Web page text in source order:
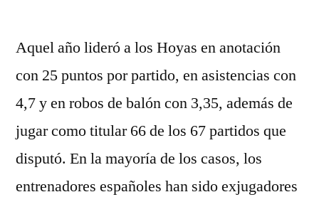
Aquel año lideró a los Hoyas en anotación
con 25 puntos por partido, en asistencias con
4,7 y en robos de balón con 3,35, además de
jugar como titular 66 de los 67 partidos que
disputó. En la mayoría de los casos, los
entrenadores españoles han sido exjugadores